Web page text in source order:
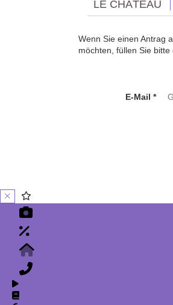
LE CHÂTEAU
Wenn Sie einen Antrag
möchten, füllen Sie
E-Mail *